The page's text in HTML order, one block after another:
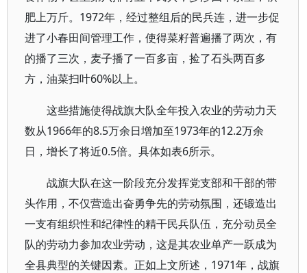
肥上万斤。1972年，经过整组后的民兵连，进一步促
进了小春田间管理工作，使得菜籽普遍播了两次，有
的播了三次，麦子播了一百多亩，捡了石头两百多
方，油菜扫叶60%以上。
这些措施使得战旗大队全年投入农业的劳动力天
数从1966年的8.5万余日增加至1973年的12.2万余
日，增长了将近0.5倍。具体如表6所示。
战旗大队在这一阶段充分发挥党支部和干部的带
头作用，不仅营造出奋勇争先的劳动氛围，还锻造出
一支有组织性和纪律性的精干民兵队伍，充分动员全
队的劳动力参加农业劳动，这是其农业单产一跃成为
全县典型的关键因素。正如上文所述，1971年，战旗